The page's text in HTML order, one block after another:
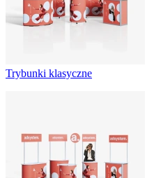
Trybunki klasyczne